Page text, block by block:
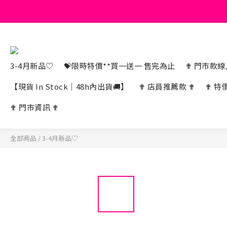
3-4月新品♡ 💝限時特價**買一送一 售完為止
✟ 門市款
【現貨 In Stock｜48h內出貨🚚】
✟ 店員推薦款 ✟
✟ 特
✟ 門市資訊 ✟
全部商品 /3-4月新品♡